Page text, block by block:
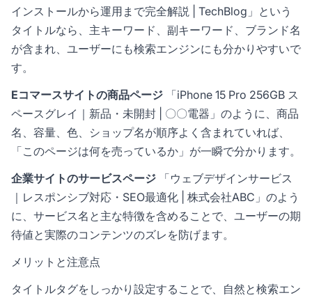
インストールから運用まで完全解説 | TechBlog」という
タイトルなら、主キーワード、副キーワード、ブランド名
が含まれ、ユーザーにも検索エンジンにも分かりやすいで
す。
Eコマースサイトの商品ページ 「iPhone 15 Pro 256GB ス
ペースグレイ｜新品・未開封 | 〇〇電器」のように、商品
名、容量、色、ショップ名が順序よく含まれていれば、
「このページは何を売っているか」が一瞬で分かります。
企業サイトのサービスページ 「ウェブデザインサービス
｜レスポンシブ対応・SEO最適化 | 株式会社ABC」のよう
に、サービス名と主な特徴を含めることで、ユーザーの期
待値と実際のコンテンツのズレを防げます。
メリットと注意点
タイトルタグをしっかり設定することで、自然と検索エン